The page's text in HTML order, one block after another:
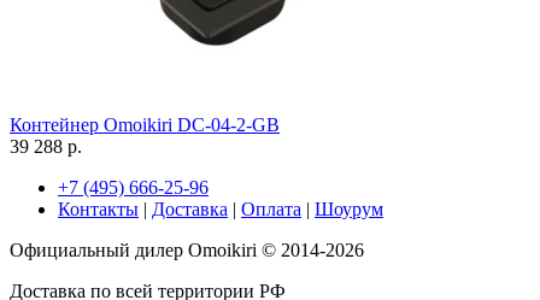
Контейнер Omoikiri DC-04-2-GB
39 288 р.
+7 (495) 666-25-96
Контакты | Доставка | Оплата | Шоурум
Официальный дилер Omoikiri © 2014-2026
Доставка по всей территории РФ